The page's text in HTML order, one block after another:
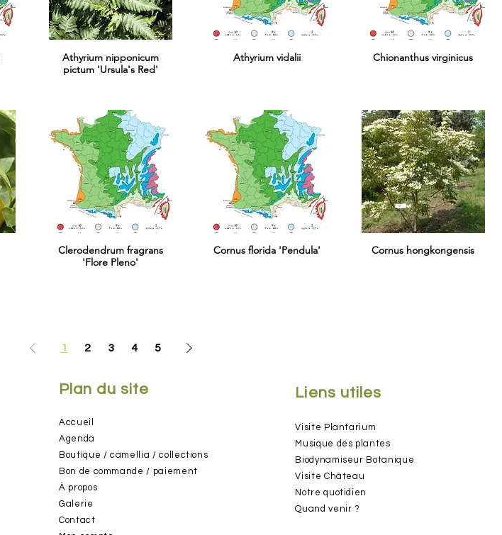
Athyrium nipponicum
pictum 'Ursula's Red'
Athyrium vidalii Chionanthus virginicus
Clerodendrum fragrans
'Flore Pleno'
Cornus florida 'Pendula' Cornus hongkongensis
1 2 3 4 5
Plan du site
Accueil
Agenda
Boutique / camellia / collections
Bon de commande / paiement
À propos
Gale rie
Contact
Liens utiles
Visite Plantarium
Musique d es plantes
Biodynamiseur Botan ique
Visite Château
Notre quotidien
Quand venir ?